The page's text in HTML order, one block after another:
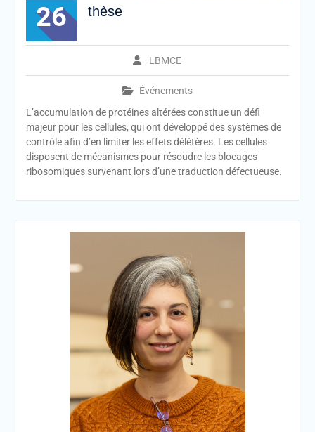
26
thèse
LBMCE
Événements
L’accumulation de protéines altérées constitue un défi
majeur pour les cellules, qui ont développé des systèmes de
contrôle afin d’en limiter les effets délétères. Les cellules
disposent de mécanismes pour résoudre les blocages
ribosomiques survenant lors d’une traduction défectueuse.